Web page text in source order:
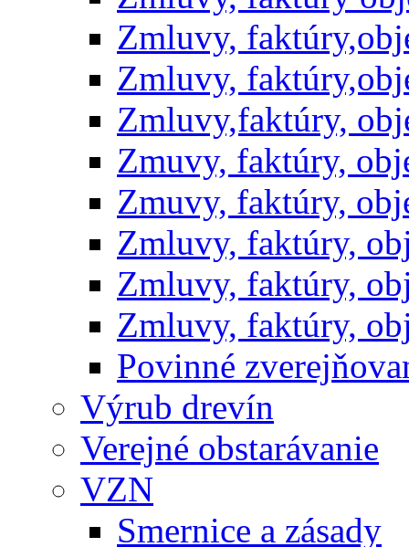
Zmluvy,
Zmluvy,
Zmluvy,faktúry,
Zmuvy, faktúry,
Zmuvy, faktúry,
Zmluvy, faktúry,
Zmluvy, faktúry,
Zmluvy, faktúry,
Povinné
Výrub drevín
Verejné obstarávanie
VZN
Smernice a zásady